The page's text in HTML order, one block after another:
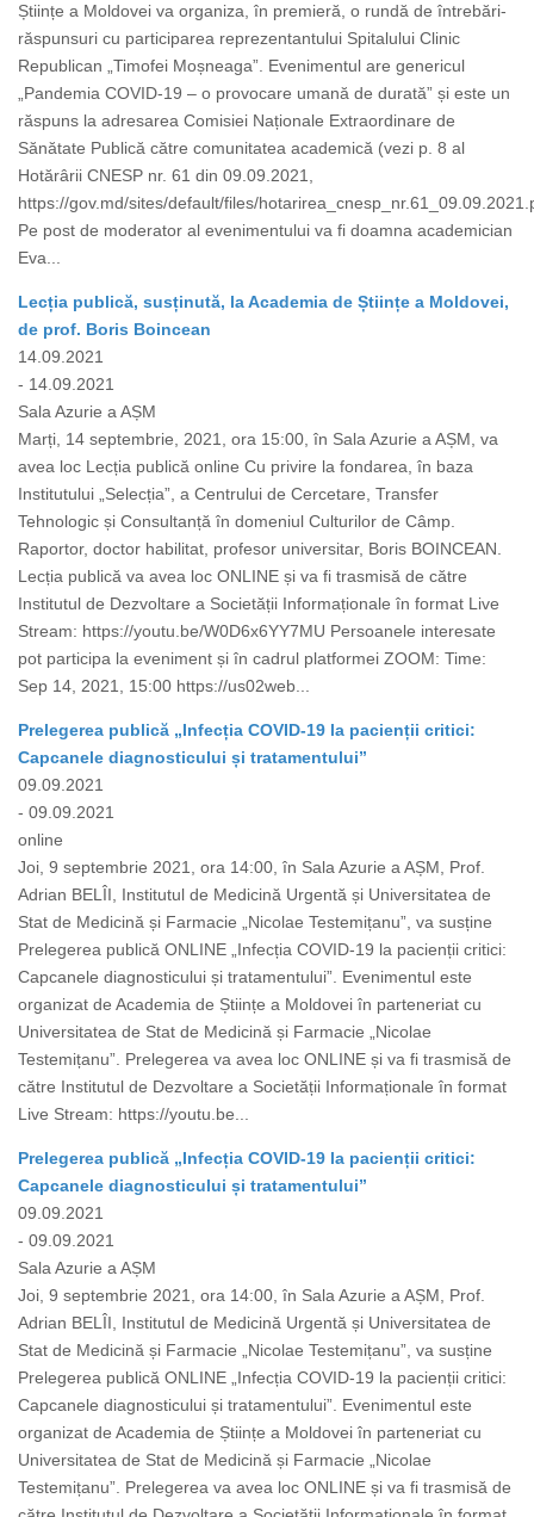
Științe a Moldovei va organiza, în premieră, o rundă de întrebări-
răspunsuri cu participarea reprezentantului Spitalului Clinic
Republican „Timofei Moșneaga”. Evenimentul are genericul
„Pandemia COVID-19 – o provocare umană de durată” și este un
răspuns la adresarea Comisiei Naționale Extraordinare de
Sănătate Publică către comunitatea academică (vezi p. 8 al
Hotărârii CNESP nr. 61 din 09.09.2021,
https://gov.md/sites/default/files/
Pe post de moderator al evenimentului va fi doamna academician
Eva...
Lecția publică, susținută, la Academia de Științe a Moldovei,
de prof. Boris Boincean
14.09.2021
- 14.09.2021
Sala Azurie a AȘM
Marți, 14 septembrie, 2021, ora 15:00, în Sala Azurie a AȘM, va
avea loc Lecția publică online Cu privire la fondarea, în baza
Institutului „Selecția”, a Centrului de Cercetare, Transfer
Tehnologic și Consultanță în domeniul Culturilor de Câmp.
Raportor, doctor habilitat, profesor universitar, Boris BOINCEAN.
Lecția publică va avea loc ONLINE și va fi trasmisă de către
Institutul de Dezvoltare a Societății Informaționale în format Live
Stream: https://youtu.be/W0D6x6YY7MU Persoanele interesate
pot participa la eveniment și în cadrul platformei ZOOM: Time:
Sep 14, 2021, 15:00 https://us02web...
Prelegerea publică „Infecția COVID-19 la pacienții critici:
Capcanele diagnosticului și tratamentului”
09.09.2021
- 09.09.2021
online
Joi, 9 septembrie 2021, ora 14:00, în Sala Azurie a AȘM, Prof.
Adrian BELÎI, Institutul de Medicină Urgentă și Universitatea de
Stat de Medicină și Farmacie „Nicolae Testemițanu”, va susține
Prelegerea publică ONLINE „Infecția COVID-19 la pacienții critici:
Capcanele diagnosticului și tratamentului”. Evenimentul este
organizat de Academia de Științe a Moldovei în parteneriat cu
Universitatea de Stat de Medicină și Farmacie „Nicolae
Testemițanu”. Prelegerea va avea loc ONLINE și va fi trasmisă de
către Institutul de Dezvoltare a Societății Informaționale în format
Live Stream: https://youtu.be...
Prelegerea publică „Infecția COVID-19 la pacienții critici:
Capcanele diagnosticului și tratamentului”
09.09.2021
- 09.09.2021
Sala Azurie a AȘM
Joi, 9 septembrie 2021, ora 14:00, în Sala Azurie a AȘM, Prof.
Adrian BELÎI, Institutul de Medicină Urgentă și Universitatea de
Stat de Medicină și Farmacie „Nicolae Testemițanu”, va susține
Prelegerea publică ONLINE „Infecția COVID-19 la pacienții critici:
Capcanele diagnosticului și tratamentului”. Evenimentul este
organizat de Academia de Științe a Moldovei în parteneriat cu
Universitatea de Stat de Medicină și Farmacie „Nicolae
Testemițanu”. Prelegerea va avea loc ONLINE și va fi trasmisă de